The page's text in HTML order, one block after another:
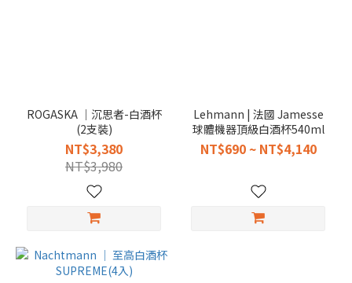
ROGASKA │沉思者-白酒杯
(2支裝)
NT$3,380
NT$3,980
Lehmann | 法國 Jamesse
球體機器頂級白酒杯540ml
NT$690 ~ NT$4,140